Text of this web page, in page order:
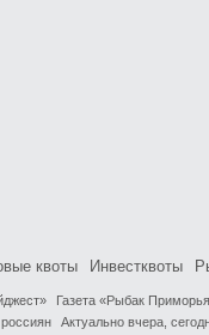
квоты Инвестквоты
Газета «Рыбак
Актуально вчера,